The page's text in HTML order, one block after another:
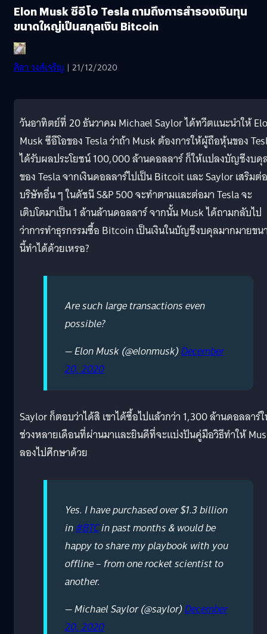
Elon Musk ซีอีโอ Tesla ถามถึงการสำรองเงินทุน
ขนาดใหญ่เป็นสกุลเงิน Bitcoin
ศิลา วงศ์เจริญ | 21/12/2020
วันอาทิตย์ที่ 20 ธันวาคม Michael Saylor ได้ทวีตแนะนำให้
Musk ซีอีโอของ Tesla ว่าถ้า Musk ต้องการให้ผู้ถือหุ้นของ
ได้รับผลประโยชน์ 100,000 ล้านดอลลาร์ ก็ให้แปลงบัญชีงบดุ
ของ Tesla จากเงินดอลลาร์ไปเป็น Bitcoit และ Saylor เสริมต่
บริษัทอื่น ๆ ในดัชนี S&P 500 จะทำตามและต่อมา Tesla จะ
เติบโตมาเป็น 1 ล้านล้านดอลลาร์ จากนั้น Musk ได้ถามกลับไป
ว่าการทำธุรกรรมซื้อ Bitcoin เป็นเงินในบัญชีงบดุลมากมายขน
นี้ทำได้ด้วยเหรอ?
Are such large transactions even
possible?
— Elon Musk (@elonmusk)December
20, 2020
Saylor ก็ตอบว่าได้สิ เขาได้ซื้อไปแล้วกว่า 1,300 ล้านดอลลาร์
ช่วงหลายเดือนที่ผ่านมาและยินดีที่จะแบ่งปันคู่มือวิธีทำให้
ลองไปศึกษาด้วย
Yes. I have purchased over $1.3 billion
in#BTCin past months & would be
happy to share my playbook with you
offline – from one rocket scientist to
another.
— Michael Saylor (@saylor)December
20, 2020